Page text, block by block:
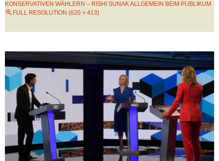
KONSERVATIVEN WÄHLERN – RISHI SUNAK ALLGEMEIN BEIM PUBLIKUM
FULL RESOLUTION (620 × 413)